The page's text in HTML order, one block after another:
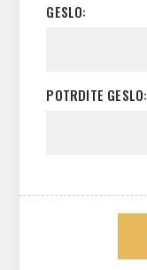
GESLO:
POTRDITE GESLO: